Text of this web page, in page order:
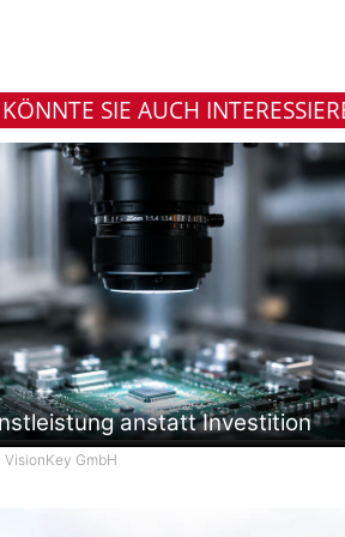
SIE AUCH
anstatt Investition
VisionKey GmbH